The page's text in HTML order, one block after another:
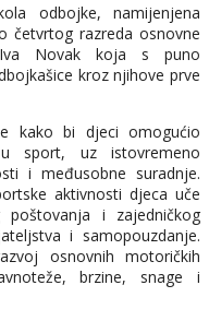
odbojke, namijenjena
četvrtog razreda osnovne
Novak koja s puno
kroz njihove prve
kako bi djeci omogućio
sport, uz istovremeno
i međusobne suradnje.
aktivnosti djeca uče
poštovanja i zajedničkog
i samopouzdanje.
osnovnih motoričkih
brzine, snage i